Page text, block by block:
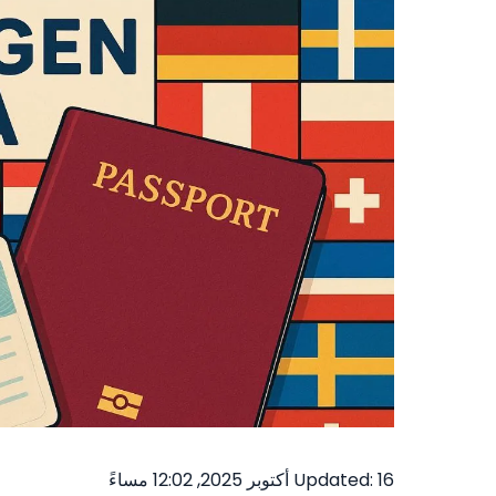
Updated: 16 أكتوبر 2025, 12:02 مساءً